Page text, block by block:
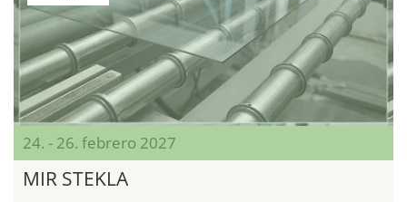
24. - 26. febrero 2027
MIR STEKLA